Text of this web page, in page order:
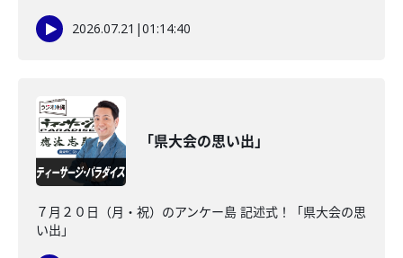
2026.07.21 |01:14:40
「県大会の思い出」
７月２０日（月・祝）のアンケー島 記述式！「県大会の思
い出」